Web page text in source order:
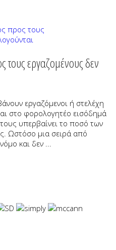
τους εργαζομένους δεν
εργαζόμενοι ή στελέχη
στο φορολογητέο εισόδημά
υπερβαίνει το ποσό των
Ωστόσο μια σειρά από
και δεν ...